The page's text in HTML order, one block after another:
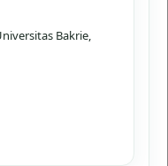
Bakrie,